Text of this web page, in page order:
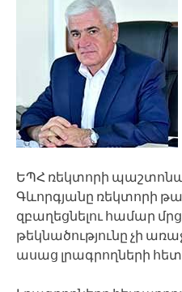
ԵՊՀ ռեկտորի
Գևորգյանը ռեկտորի
զբաղեցնելու համար
թեկնածությունը չի
ասաց լրագրողների հետ